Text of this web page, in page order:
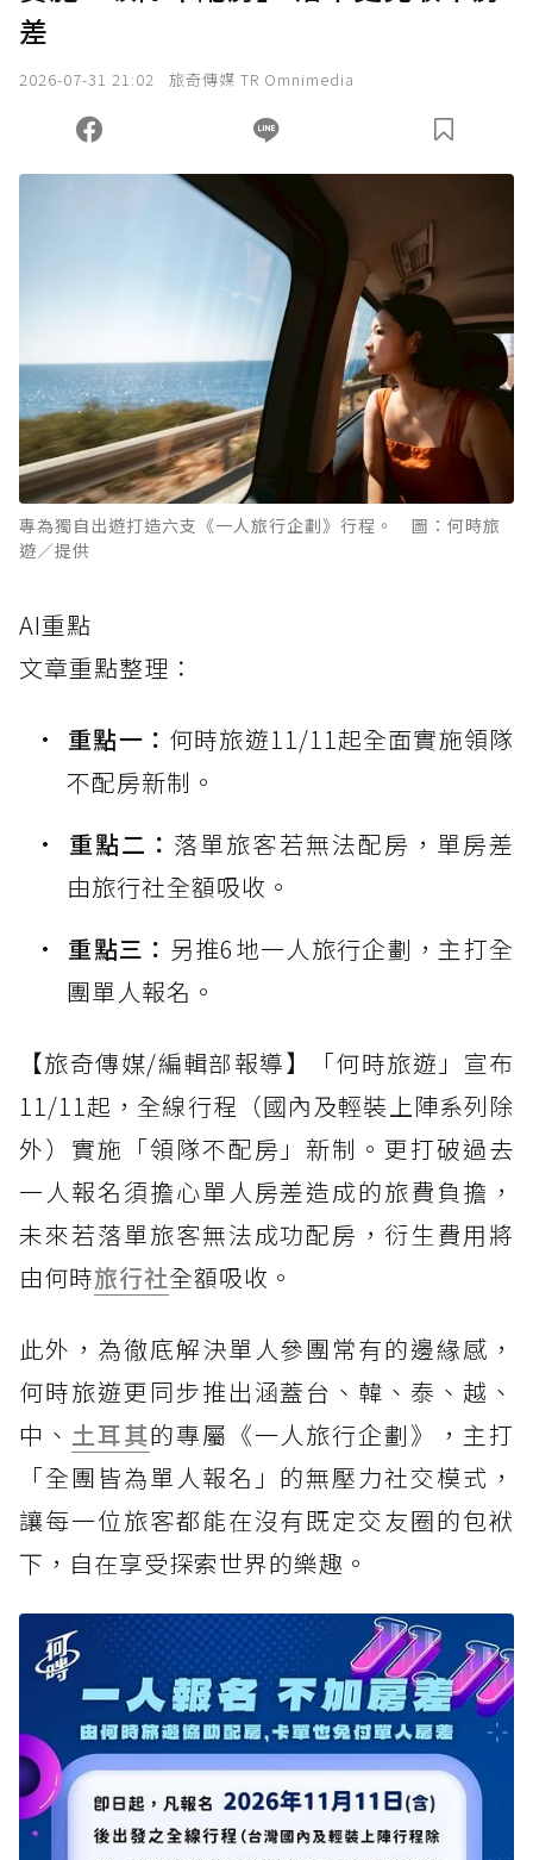
您當前剩餘 U 利點數：0點；前往 購買點數
差
2026-07-31 21:02 旅奇傳媒 TR Omnimedia
專為獨自出遊打造六支《一人旅行企劃》行程。 圖：何時旅
遊／提供
AI重點
文章重點整理：
重點一： 何時旅遊11/11起全面實施領隊
不配房新制。
重點二： 落單旅客若無法配房，單房差
由旅行社全額吸收。
重點三： 另推6地一人旅行企劃，主打全
團單人報名。
【旅奇傳媒/編輯部報導】「何時旅遊」宣布
11/11起，全線行程（國內及輕裝上陣系列除
外）實施「領隊不配房」新制。更打破過去
一人報名須擔心單人房差造成的旅費負擔，
未來若落單旅客無法成功配房，衍生費用將
由何時旅行社全額吸收。
此外，為徹底解決單人參團常有的邊緣感，
何時旅遊更同步推出涵蓋台、韓、泰、越、
中、 土耳其的專屬《一人旅行企劃》，主打
「全團皆為單人報名」的無壓力社交模式，
讓每一位旅客都能在沒有既定交友圈的包袱
下，自在享受探索世界的樂趣。